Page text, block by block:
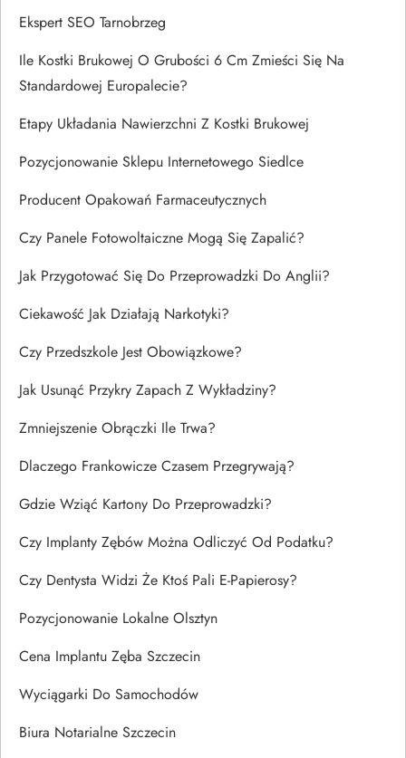
Ekspert SEO Tarnobrzeg
Ile Kostki Brukowej O Grubości 6 Cm Zmieści Się Na
Standardowej Europalecie?
Etapy Układania Nawierzchni Z Kostki Brukowej
Pozycjonowanie Sklepu Internetowego Siedlce
Producent Opakowań Farmaceutycznych
Czy Panele Fotowoltaiczne Mogą Się Zapalić?
Jak Przygotować Się Do Przeprowadzki Do Anglii?
Ciekawość Jak Działają Narkotyki?
Czy Przedszkole Jest Obowiązkowe?
Jak Usunąć Przykry Zapach Z Wykładziny?
Zmniejszenie Obrączki Ile Trwa?
Dlaczego Frankowicze Czasem Przegrywają?
Gdzie Wziąć Kartony Do Przeprowadzki?
Czy Implanty Zębów Można Odliczyć Od Podatku?
Czy Dentysta Widzi Że Ktoś Pali E-Papierosy?
Pozycjonowanie Lokalne Olsztyn
Cena Implantu Zęba Szczecin
Wyciągarki Do Samochodów
Biura Notarialne Szczecin